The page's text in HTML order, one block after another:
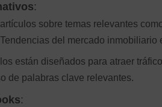
:
sobre temas relevantes
del mercado inmobiliario
están diseñados para atraer
de palabras clave relevantes.
: